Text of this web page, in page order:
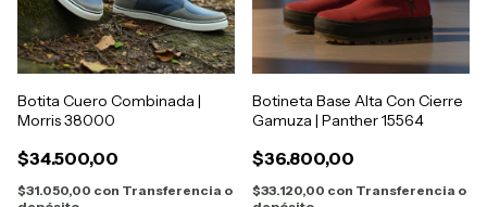
Botita Cuero Combinada |
Morris 38000
$34.500,00
$31.050,00 con Transferencia o
Botineta Base Alta Con Cierre
Gamuza | Panther 15564
$36.800,00
$33.120,00 con Transferencia o